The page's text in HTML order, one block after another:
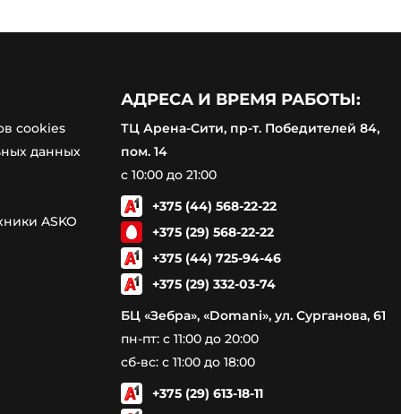
cookies
данных
ASKO
АДРЕСА И ВРЕМЯ РАБОТЫ:
ТЦ Арена-Сити, пр-т. Победителей 84,
пом. 14
с 10:00 до 21:00
+375 (44) 568-22-22
+375 (29) 568-22-22
+375 (44) 725-94-46
+375 (29) 332-03-74
БЦ «Зебра», «Domani», ул. Сурганова, 61
пн-пт: с 11:00 до 20:00
сб-вс: с 11:00 до 18:00
+375 (29) 613-18-11